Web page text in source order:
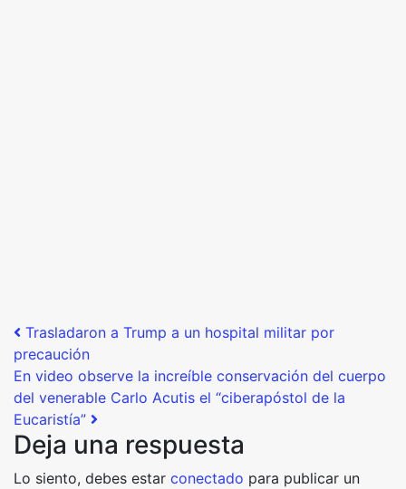
Post navigation
Trasladaron a Trump a un hospital militar por
precaución
En video observe la increíble conservación del cuerpo
del venerable Carlo Acutis el “ciberapóstol de la
Eucaristía”
Deja una respuesta
Lo siento, debes estar conectado para publicar un